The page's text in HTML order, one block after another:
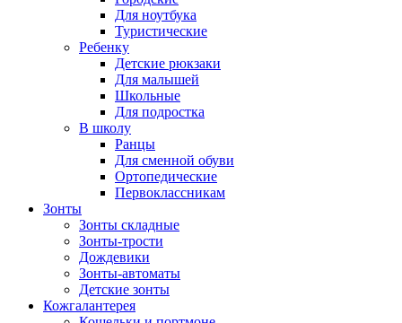
Для ноутбука
Туристические
Ребенку
Детские рюкзаки
Для малышей
Школьные
Для подростка
В школу
Ранцы
Для сменной обуви
Ортопедические
Первоклассникам
Зонты
Зонты складные
Зонты-трости
Дождевики
Зонты-автоматы
Детские зонты
Кожгалантерея